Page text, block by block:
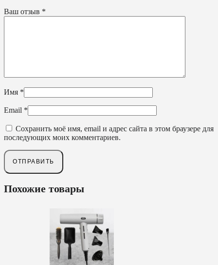
Ваш отзыв *
Имя *
Email *
Сохранить моё имя, email и адрес сайта в этом браузере для
последующих моих комментариев.
Похожие товары